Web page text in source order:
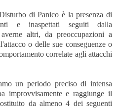
di Panico è la presenza di
e inaspettati seguiti dalla
altri, da preoccupazioni a
o delle sue conseguenze o
correlate agli attacchi
un periodo preciso di intensa
improvvisamente e raggiunge il
da almeno 4 dei seguenti